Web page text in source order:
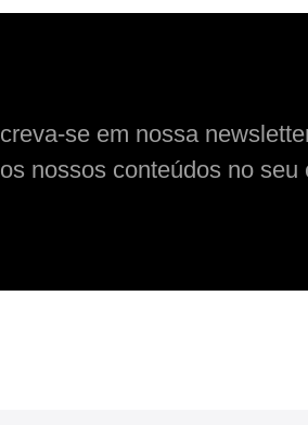
se em nossa
nossos conteúdos no seu